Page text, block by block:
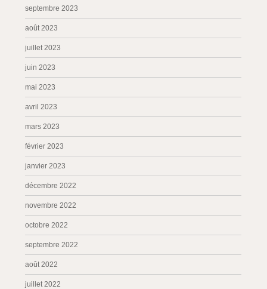
septembre 2023
août 2023
juillet 2023
juin 2023
mai 2023
avril 2023
mars 2023
février 2023
janvier 2023
décembre 2022
novembre 2022
octobre 2022
septembre 2022
août 2022
juillet 2022